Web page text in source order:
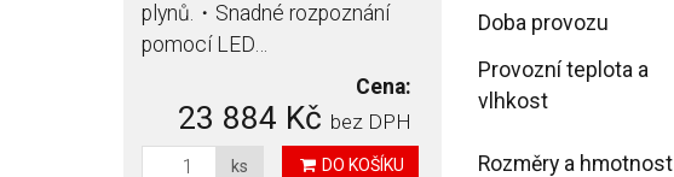
Doba provozu
Provozní teplota a
vlhkost
Rozměry a hmotnost
plynů.・Snadné rozpoznání
pomocí LED…
Cena:
23 884 Kč bez DPH
ks DO KOŠÍKU